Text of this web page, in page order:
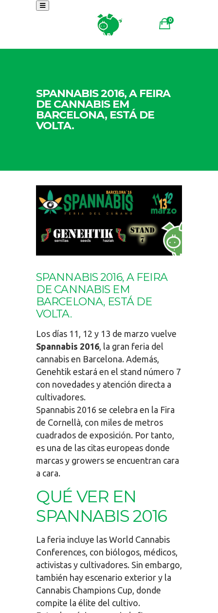
0
SPANNABIS 2016, A FEIRA
DE CANNABIS EM
BARCELONA, ESTÁ DE
VOLTA.
SPANNABIS 2016, A FEIRA
DE CANNABIS EM
BARCELONA, ESTÁ DE
VOLTA.
Los días 11, 12 y 13 de marzo vuelve
Spannabis 2016 , la gran feria del
cannabis en Barcelona. Además,
Genehtik estará en el stand número 7
con novedades y atención directa a
cultivadores.
Spannabis 2016 se celebra en la Fira
de Cornellà, con miles de metros
cuadrados de exposición. Por tanto,
es una de las citas europeas donde
marcas y growers se encuentran cara
a cara.
QUÉ VER EN
SPANNABIS 2016
La feria incluye las World Cannabis
Conferences, con biólogos, médicos,
activistas y cultivadores. Sin embargo,
también hay escenario exterior y la
Cannabis Champions Cup, donde
compite la élite del cultivo.